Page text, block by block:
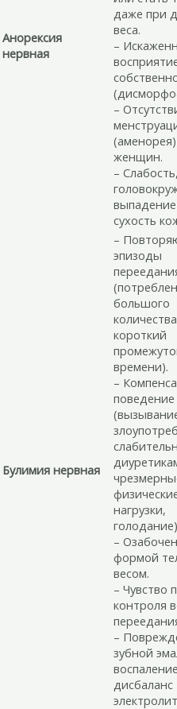
Анорексия
нервная
даже при
веса.
–
–
женщин.
– Слабость,
сухость
Булимия нервная
–
эпизоды
большого
короткий
времени).
–
поведение
нагрузки,
–
формой
весом.
– Чувство
контроля
–
зубной
дисбаланс